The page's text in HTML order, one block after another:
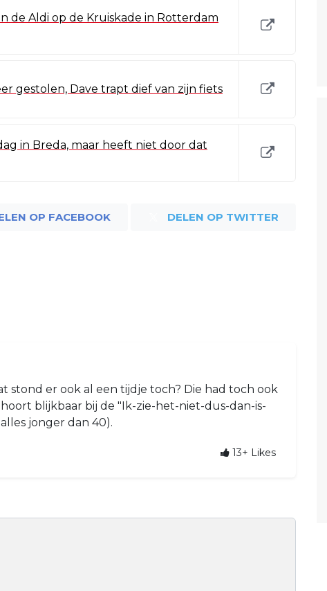
de Aldi op de Kruiskade in Rotterdam
gestolen, Dave trapt dief van zijn fiets
in Breda, maar heeft niet door dat
OP FACEBOOK DELEN OP TWITTER
stond er ook al een tijdje toch? Die had toch ook
blijkbaar bij de "Ik-zie-het-niet-dus-dan-is-
jonger dan 40).
13+ Likes